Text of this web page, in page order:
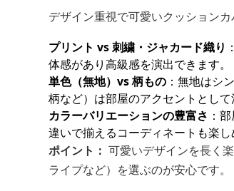
デザイン重視で可愛いクッション
プリント vs 刺繍・ジャカード織り
体感があり高級感を演出できます。
単色（無地）vs 柄もの ：無地はシ
柄など）は部屋のアクセントとして
カラーバリエーションの豊富さ ：
違いで揃えるコーディネートも楽し
ポイント： 可愛いデザインを長く
ライプなど）を選ぶのが安心です。